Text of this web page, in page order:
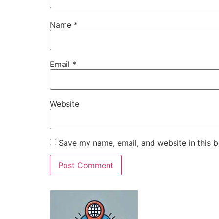
Name *
Email *
Website
Save my name, email, and website in this